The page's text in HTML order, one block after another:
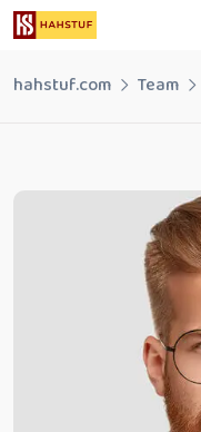
Skip
to
hahstuf.com Team